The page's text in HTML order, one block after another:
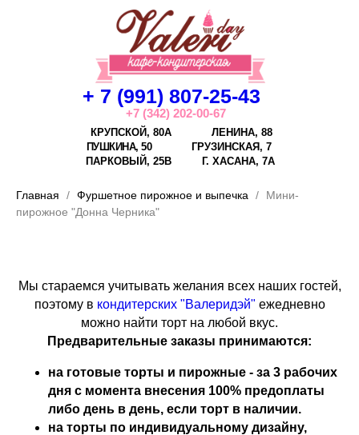
+ 7 (991) 807-25-43
КРУПСКОЙ, 80А
ЛЕНИНА, 88
ПУШКИНА, 50
ГРУЗИНСКАЯ, 7
Г. ХАСАНА, 7А
ПАРКОВЫЙ, 25В
+7 (342) 202-00-67
Главная Фуршетное пирожное и выпечка
Мини-
пирожное "Донна Черника"
Мы стараемся учитывать желания всех наших гостей,
поэтому в кондитерских "Валеридэй" ежедневно
можно найти торт на любой вкус.
Предварительные заказы принимаются:
на готовые торты и пирожные - за 3 рабочих
дня с момента внесения 100% предоплаты
либо день в день, если торт в наличии.
на торты по индивидуальному дизайну,